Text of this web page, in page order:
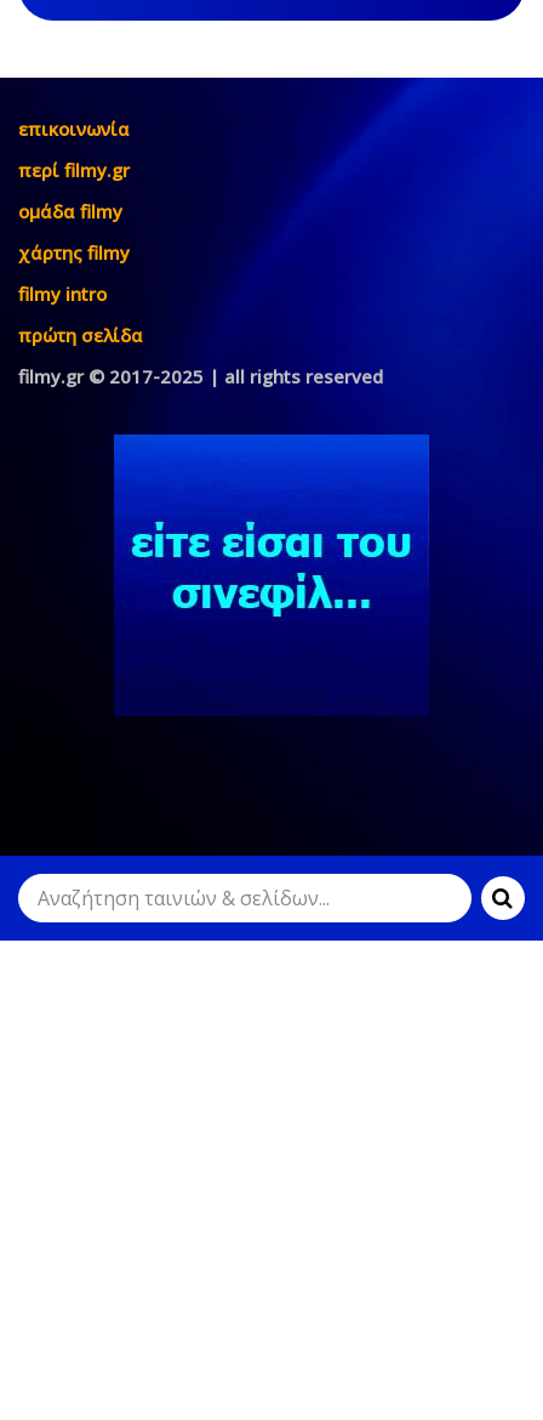
επικοινωνία
περί filmy.gr
ομάδα filmy
χάρτης filmy
filmy intro
πρώτη σελίδα
filmy.gr © 2017-2025 | all rights reserved